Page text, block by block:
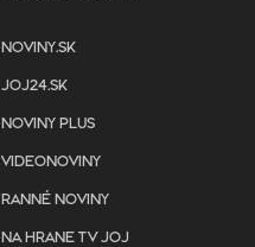
NOVINY.SK
JOJ24.SK
NOVINY PLUS
VIDEONOVINY
RANNÉ NOVINY
NA HRANE TV JOJ